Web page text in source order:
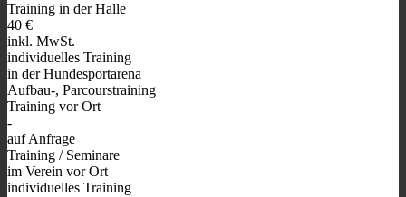
Training in der Halle
40 €
inkl. MwSt.
individuelles Training
in der Hundesportarena
Aufbau-, Parcourstraining
Training vor Ort
-
auf Anfrage
Training / Seminare
im Verein vor Ort
individuelles Training